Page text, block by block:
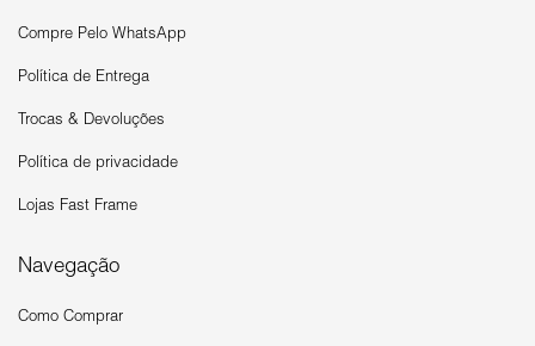
Compre Pelo WhatsApp
Política de Entrega
Trocas & Devoluções
Política de privacidade
Lojas Fast Frame
Navegação
Como Comprar